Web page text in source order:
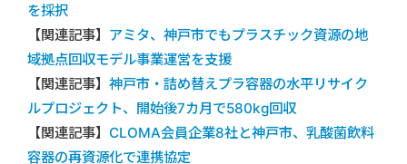
を採択
【関連記事】 アミタ、神戸市でもプラスチック資源の地
域拠点回収モデル事業運営を支援
【関連記事】 神戸市・詰め替えプラ容器の水平リサイク
ルプロジェクト、開始後7カ月で580kg回収
【関連記事】 CLOMA会員企業8社と神戸市、乳酸菌飲料
容器の再資源化で連携協定